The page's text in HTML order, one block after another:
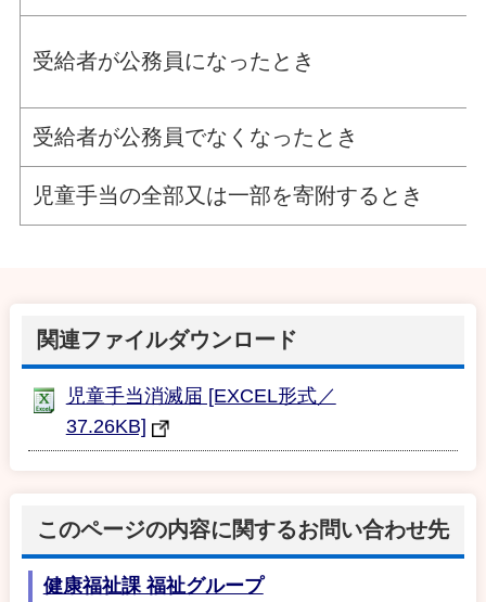
受給者が公務員になったとき
受給者が公務員でなくなったとき
児童手当の全部又は一部を寄附するとき
関連ファイルダウンロード
児童手当消滅届 [EXCEL形式／
37.26KB]
このページの内容に関するお問い合わせ先
健康福祉課 福祉グループ